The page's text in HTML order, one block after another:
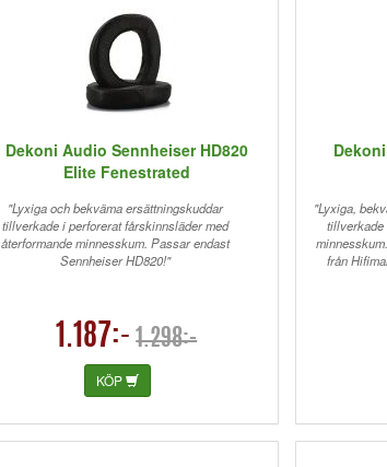
Dekoni Audio Sennheiser HD820
Elite Fenestrated
"Lyxiga och bekväma ersättningskuddar
tillverkade i perforerat fårskinnsläder med
återformande minnesskum. Passar endast
Sennheiser HD820!"
1.187:- 1.298:-
KÖP
"Lyxiga,
tillverkade
från